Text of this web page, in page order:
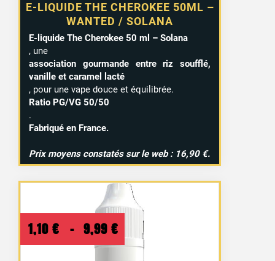
E-LIQUIDE THE CHEROKEE 50ML –
WANTED / SOLANA
E-liquide The Cherokee 50 ml – Solana
, une
association gourmande entre riz soufflé,
vanille et caramel lacté
, pour une vape douce et équilibrée.
Ratio PG/VG 50/50
.
Fabriqué en France.
Prix moyens constatés sur le web : 16,90 €.
1,10 € – 9,99 €
Plage
de